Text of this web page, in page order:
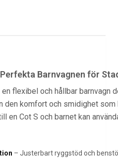
Barnvagnen för
en flexibel och hållbar barnvagn
den komfort och smidighet
en Cot S och barnet kan
– Justerbart ryggstöd och